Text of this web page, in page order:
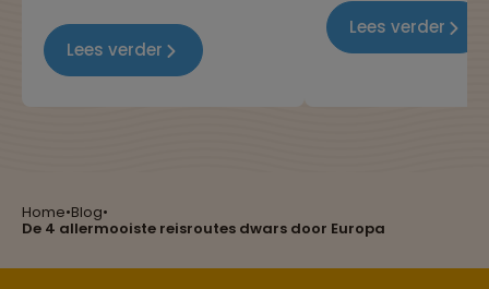
Home•Blog•
De 4 allermooiste reisroutes dwars door Europa
of toch liever een husky
sledetocht in Lapland?
Lees verder
mediterraans
heerlijke wijnen, een
Lees verder
Groepsreizen mét indivuele vrijheid